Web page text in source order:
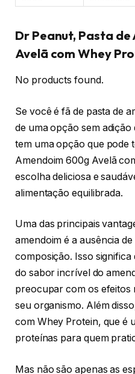
Dr Peanut, Pasta
Avelã com Whey
No products found.
Se você é fã de pasta de
de uma opção sem
tem uma opção que pode
Amendoim 600g Avelã
escolha deliciosa e
alimentação equilibrada.
Uma das principais
amendoim é a ausência
composição. Isso
do sabor incrível do
preocupar com os efeitos
seu organismo. Além
com Whey Protein, que é
proteínas para quem
Mas não são apenas as